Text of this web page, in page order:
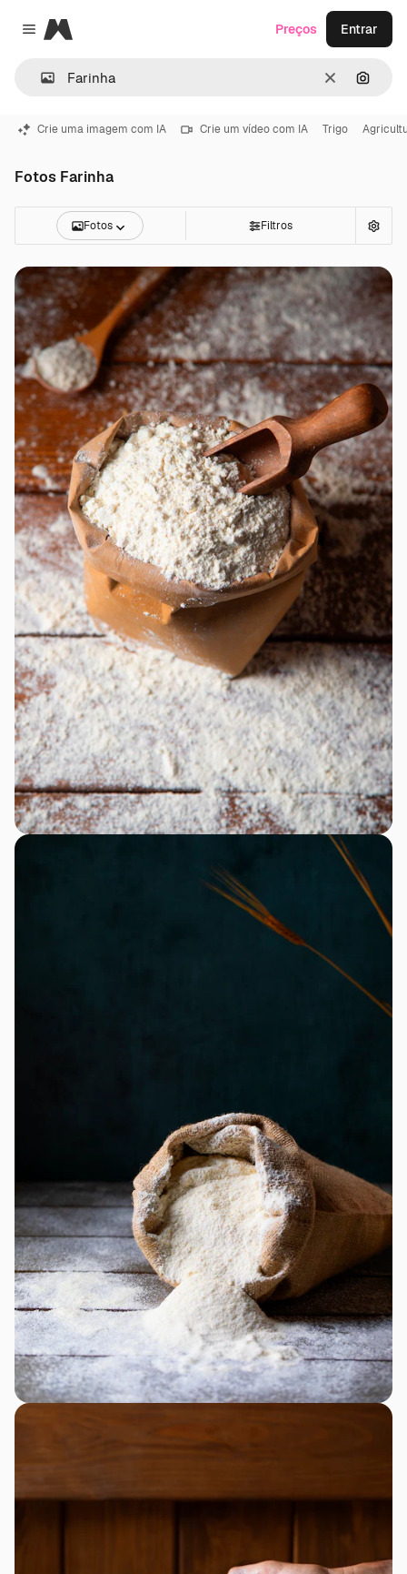
Close menu
Magnific
Limpar
Preços Entrar
Crie uma imagem com IA Crie um vídeo com IA Trigo
Fotos Farinha
Fotos Filtros